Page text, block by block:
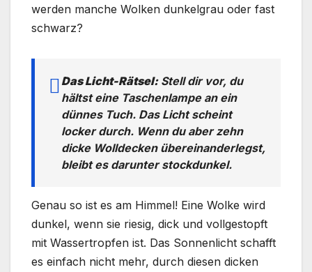
werden manche Wolken dunkelgrau oder fast
schwarz?
Das Licht-Rätsel:Stell dir vor, du
hältst eine Taschenlampe an ein
dünnes Tuch. Das Licht scheint
locker durch. Wenn du aber zehn
dicke Wolldecken übereinanderlegst,
bleibt es darunter stockdunkel.
Genau so ist es am Himmel! Eine Wolke wird
dunkel, wenn sie riesig, dick und vollgestopft
mit Wassertropfen ist. Das Sonnenlicht schafft
es einfach nicht mehr, durch diesen dicken